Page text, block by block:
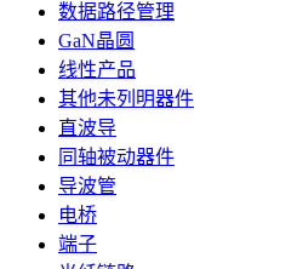
数据路径管理
GaN晶圆
线性产品
其他未列明器件
直波导
同轴被动器件
导波管
电桥
端子